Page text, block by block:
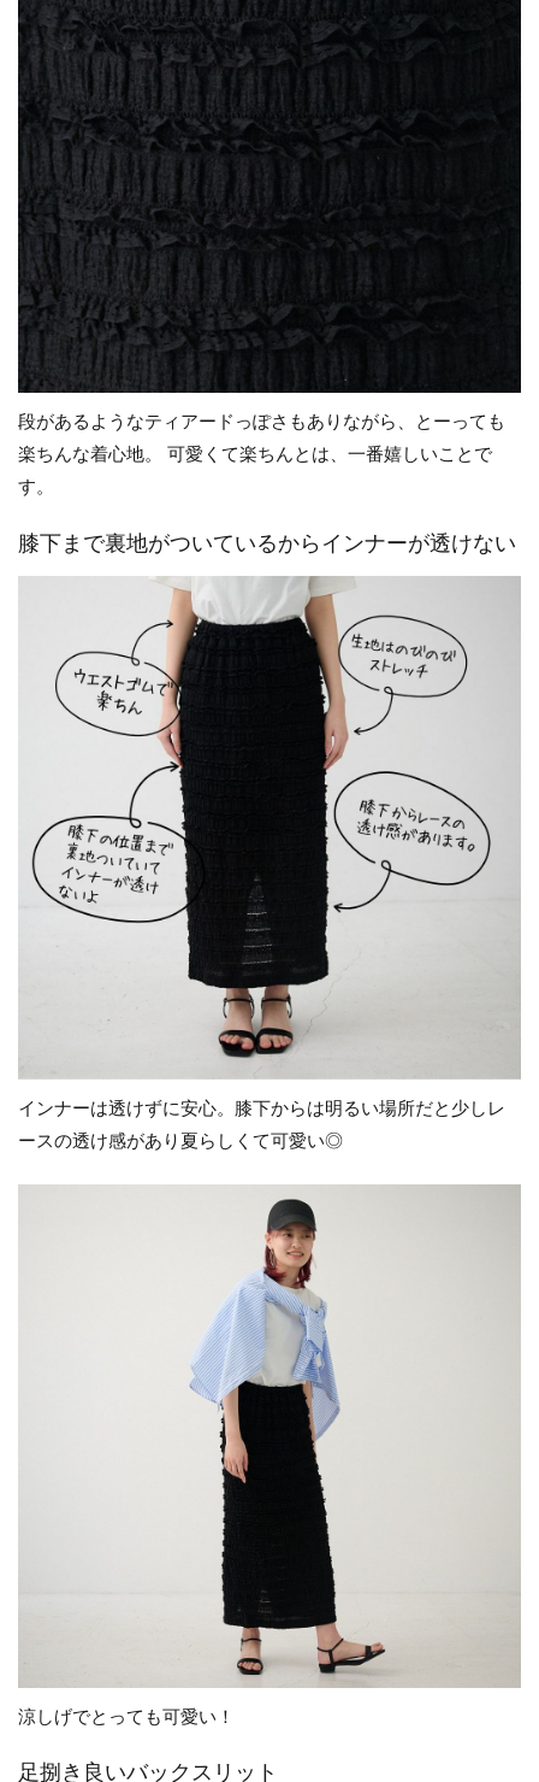
段があるようなティアードっぽさもありながら、とーっても
楽ちんな着心地。 可愛くて楽ちんとは、一番嬉しいことで
す。
膝下まで裏地がついているからインナーが透けない
インナーは透けずに安心。膝下からは明るい場所だと少しレ
ースの透け感があり夏らしくて可愛い◎
涼しげでとっても可愛い！
足捌き良いバックスリット